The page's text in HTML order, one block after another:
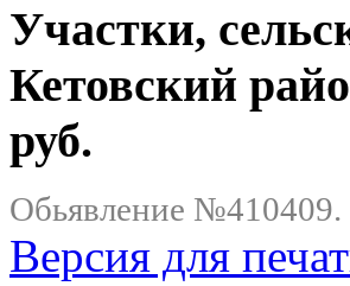
Участки,
Кетовский
руб.
Обьявление
Версия для